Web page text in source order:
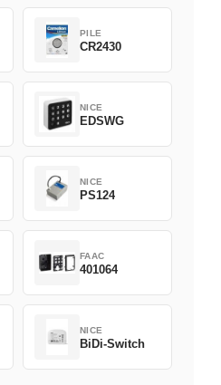
PILE
CR2430
NICE
EDSWG
NICE
PS124
FAAC
401064
NICE
BiDi-Switch